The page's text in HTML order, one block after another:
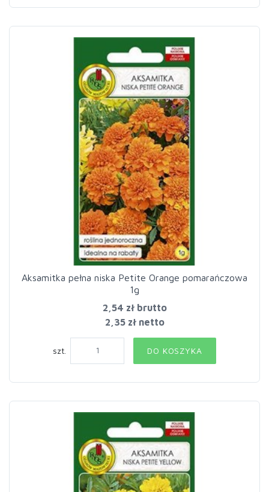
Aksamitka pełna niska Petite Orange pomarańczowa
1g
2,54 złbrutto
2,35 zł netto
szt. DO KOSZYKA